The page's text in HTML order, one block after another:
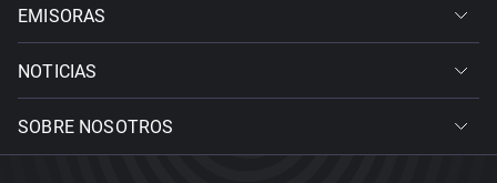
EMISORAS
NOTICIAS
SOBRE NOSOTROS